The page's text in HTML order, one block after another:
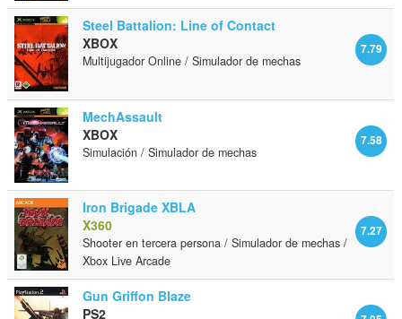
Steel Battalion: Line of Contact
7.79
XBOX
Multijugador Online / Simulador de mechas
MechAssault
7.58
XBOX
Simulación / Simulador de mechas
Iron Brigade XBLA
7.27
X360
Shooter en tercera persona / Simulador de mechas /
Xbox Live Arcade
Gun Griffon Blaze
PS2